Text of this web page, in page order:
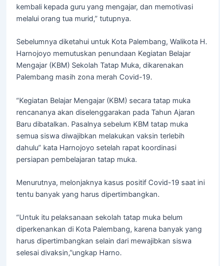
kembali kepada guru yang mengajar, dan memotivasi
melalui orang tua murid,” tutupnya.
Sebelumnya diketahui untuk Kota Palembang, Walikota H.
Harnojoyo memutuskan penundaan Kegiatan Belajar
Mengajar (KBM) Sekolah Tatap Muka, dikarenakan
Palembang masih zona merah Covid-19.
“Kegiatan Belajar Mengajar (KBM) secara tatap muka
rencananya akan diselenggarakan pada Tahun Ajaran
Baru dibatalkan. Pasalnya sebelum KBM tatap muka
semua siswa diwajibkan melakukan vaksin terlebih
dahulu” kata Harnojoyo setelah rapat koordinasi
persiapan pembelajaran tatap muka.
Menurutnya, melonjaknya kasus positif Covid-19 saat ini
tentu banyak yang harus dipertimbangkan.
“Untuk itu pelaksanaan sekolah tatap muka belum
diperkenankan di Kota Palembang, karena banyak yang
harus dipertimbangkan selain dari mewajibkan siswa
selesai divaksin,”ungkap Harno.